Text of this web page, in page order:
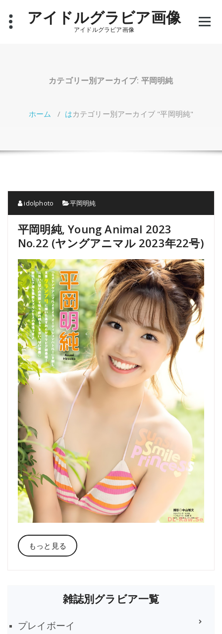
アイドルグラビア画像
アイドルグラビア画像
カテゴリー別アーカイブ: 平岡明純
ホーム / はカテゴリー別アーカイブ "平岡明純"
idolphoto 平岡明純
平岡明純, Young Animal 2023
No.22 (ヤングアニマル 2023年22号)
もっと見る
雑誌別グラビア一覧
プレイボーイ